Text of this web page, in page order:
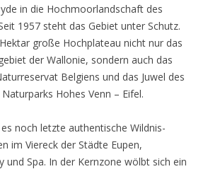
in die Hochmoorlandschaft des
1957 steht das Gebiet unter Schutz.
große Hochplateau nicht nur das
der Wallonie, sondern auch das
Belgiens und das Juwel des
Hohes Venn – Eifel.
noch letzte authentische Wildnis-
im Viereck der Städte Eupen,
und Spa. In der Kernzone wölbt sich ein